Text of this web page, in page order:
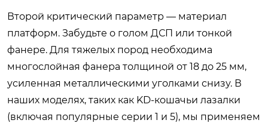
Второй критический параметр — материал
платформ. Забудьте о голом ДСП или тонкой
фанере. Для тяжелых пород необходима
многослойная фанера толщиной от 18 до 25 мм,
усиленная металлическими уголками снизу. В
наших моделях, таких как KD-кошачьи лазалки
(включая популярные серии 1 и 5), мы применяем